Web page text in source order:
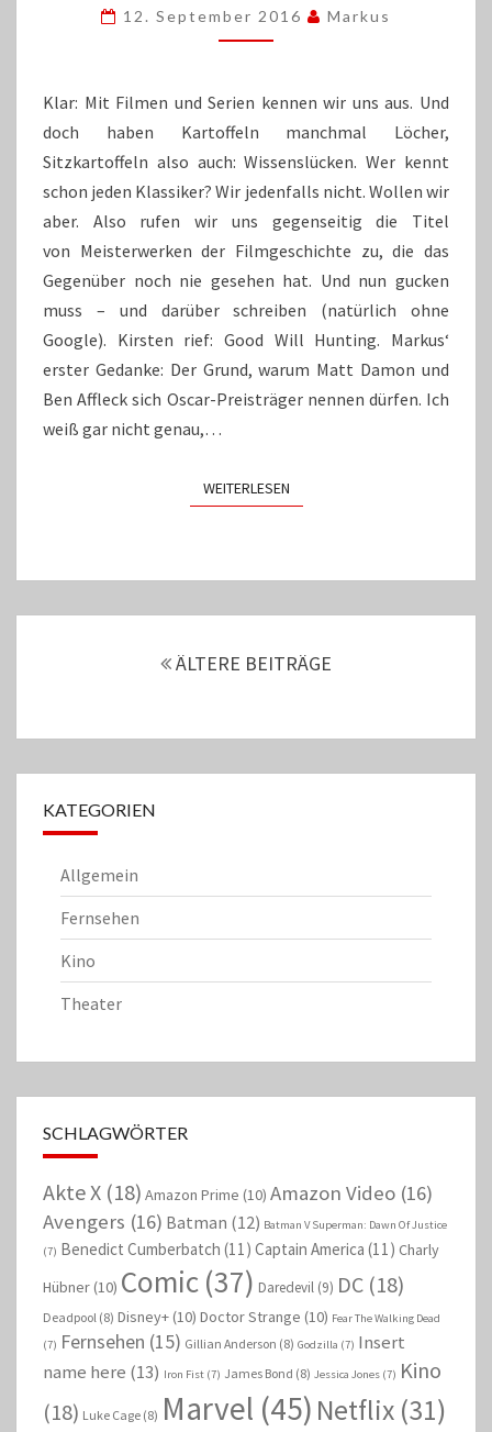
WILL
HUNTING
12. September 2016 Markus
Klar: Mit Filmen und Serien kennen wir uns aus. Und
doch haben Kartoffeln manchmal Löcher,
Sitzkartoffeln also auch: Wissenslücken. Wer kennt
schon jeden Klassiker? Wir jedenfalls nicht. Wollen wir
aber. Also rufen wir uns gegenseitig die Titel
von Meisterwerken der Filmgeschichte zu, die das
Gegenüber noch nie gesehen hat. Und nun gucken
muss – und darüber schreiben (natürlich ohne
Google). Kirsten rief: Good Will Hunting. Markus‘
erster Gedanke: Der Grund, warum Matt Damon und
Ben Affleck sich Oscar-Preisträger nennen dürfen. Ich
weiß gar nicht genau,…
WEITERLESENWEITERLESEN
ÄLTERE BEITRÄGE
KATEGORIEN
Allgemein
Fernsehen
Kino
Theater
SCHLAGWÖRTER
Akte X (18) Amazon Prime (10) Amazon Video (16)
Avengers (16) Batman (12) Batman V Superman: Dawn Of Justice
(7) Benedict Cumberbatch (11) Captain America (11) Charly
Hübner (10) Comic (37) Daredevil (9) DC (18)
Deadpool (8) Disney+ (10) Doctor Strange (10) Fear The Walking Dead
(7) Fernsehen (15) Gillian Anderson (8) Godzilla (7) Insert
name here (13) Iron Fist (7) James Bond (8) Jessica Jones (7) Kino
(18) Luke Cage (8) Marvel (45) Netflix (31)